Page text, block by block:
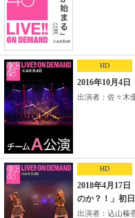
HD
2016年10月4
出演者：佐々木
HD
2018年4月17
のか？！」初
出演者：込山榛